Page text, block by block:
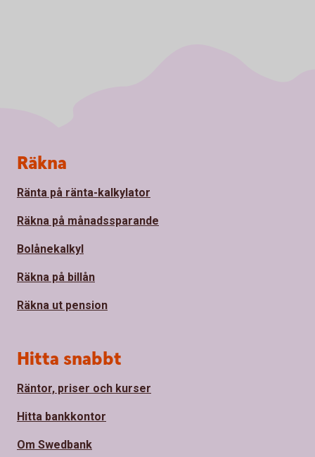
Sidfot
Räkna
Ränta på ränta-kalkylator
Räkna på månadssparande
Bolånekalkyl
Räkna på billån
Räkna ut pension
Hitta snabbt
Räntor, priser och kurser
Hitta bankkontor
Om Swedbank